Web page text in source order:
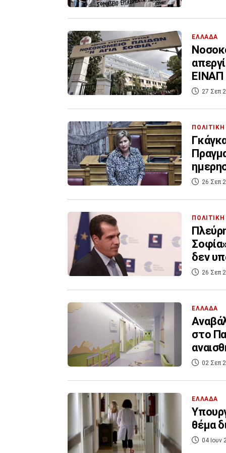
ΕΛΛΑΔΑ
ΕΙΝΑΠ
27 Σεπ
ΠΟΛΙΤΙΚΗ
26 Σεπ
ΠΟΛΙΤΙΚΗ
δεν
26 Σεπ
ΕΛΛΑΔΑ
στο
02 Σεπ
ΕΛΛΑΔΑ
θέμα
04 Ιουν